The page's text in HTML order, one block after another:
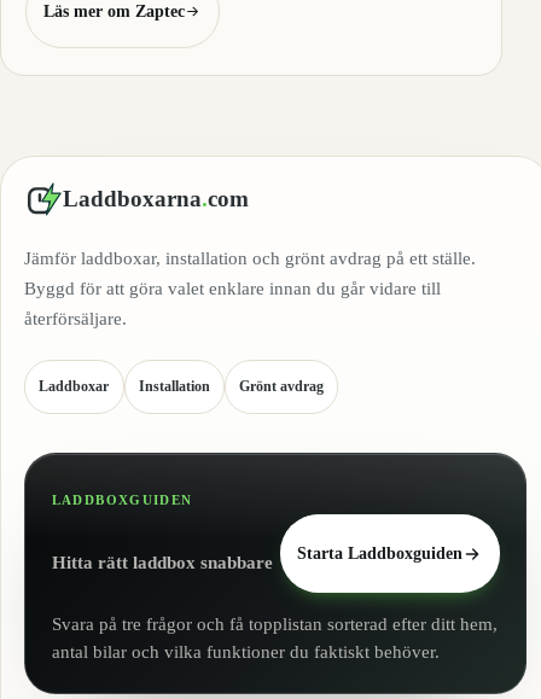
Läs mer om Zaptec
Laddboxarna.com
Jämför laddboxar, installation och grönt avdrag på ett ställe.
Byggd för att göra valet enklare innan du går vidare till
återförsäljare.
Laddboxar Installation Grönt avdrag
LADDBOXGUIDEN
Hitta rätt laddbox snabbare Starta Laddboxguiden
Svara på tre frågor och få topplistan sorterad efter ditt hem,
antal bilar och vilka funktioner du faktiskt behöver.